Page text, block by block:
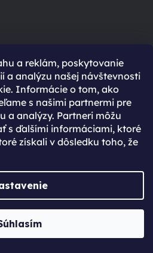
a reklám, poskytovanie
a analýzu našej návštevnosti
Informácie o tom, ako
s našimi partnermi pre
a analýzy. Partneri môžu
s ďalšími informáciami, ktoré
získali v dôsledku toho, že